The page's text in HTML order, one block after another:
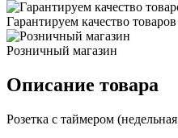
Гарантируем качество товаров
Розничный магазин
Описание товара
Розетка с таймером